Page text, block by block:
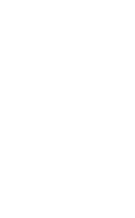
Copyright ©